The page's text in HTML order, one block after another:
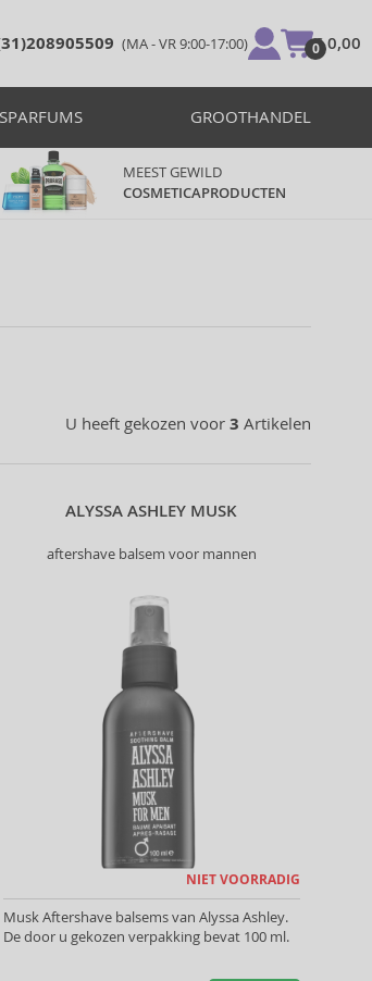
(MA - VR 9:00-17:00) 0
€ 0,00
GROOTHANDEL
MEEST GEWILD
COSMETICAPRODUCTEN
U heeft gekozen voor 3 Artikelen
ALYSSA ASHLEY MUSK
aftershave balsem voor mannen
NIET VOORRADIG
Musk Aftershave balsems van Alyssa Ashley.
De door u gekozen verpakking bevat 100 ml.